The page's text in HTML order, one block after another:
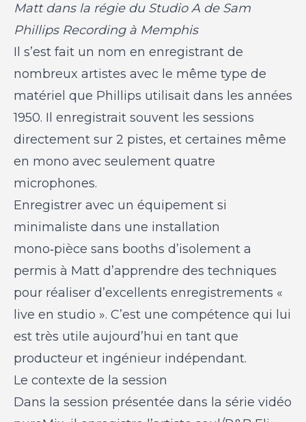
Matt dans la régie du Studio A de Sam
Phillips Recording à Memphis
Il s’est fait un nom en enregistrant de
nombreux artistes avec le même type de
matériel que Phillips utilisait dans les années
1950. Il enregistrait souvent les sessions
directement sur 2 pistes, et certaines même
en mono avec seulement quatre
microphones.
Enregistrer avec un équipement si
minimaliste dans une installation
mono‑pièce sans booths d’isolement a
permis à Matt d’apprendre des techniques
pour réaliser d’excellents enregistrements «
live en studio ». C’est une compétence qui lui
est très utile aujourd’hui en tant que
producteur et ingénieur indépendant.
Le contexte de la session
Dans la session présentée dans la série vidéo